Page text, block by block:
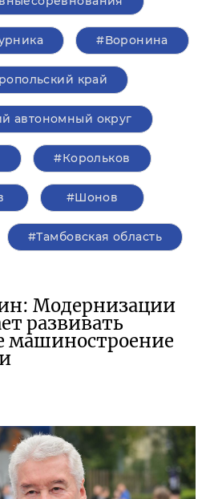
#Воронина
край
автономный округ
#Корольков
#Шонов
#Тамбовская область
Модернизации
развивать
машиностроение